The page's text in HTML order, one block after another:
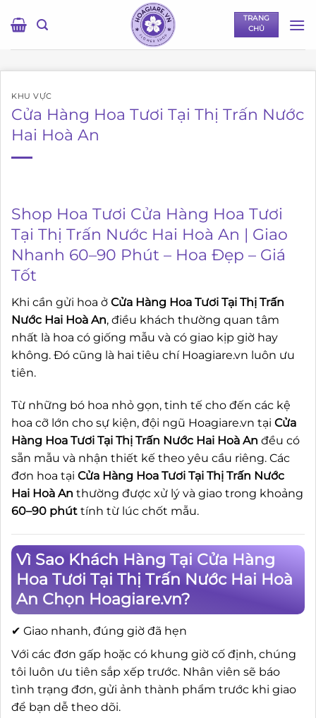
qua
TRANG
CHỦ
KHU VỰC
Cửa Hàng Hoa Tươi Tại Thị Trấn Nước
Hai Hoà An
Shop Hoa Tươi Cửa Hàng Hoa Tươi
Tại Thị Trấn Nước Hai Hoà An | Giao
Nhanh 60–90 Phút – Hoa Đẹp – Giá
Tốt
Khi cần gửi hoa ở Cửa Hàng Hoa Tươi Tại Thị Trấn
Nước Hai Hoà An, điều khách thường quan tâm
nhất là hoa có giống mẫu và có giao kịp giờ hay
không. Đó cũng là hai tiêu chí Hoagiare.vn luôn ưu
tiên.
Từ những bó hoa nhỏ gọn, tinh tế cho đến các kệ
hoa cỡ lớn cho sự kiện, đội ngũ Hoagiare.vn tại Cửa
Hàng Hoa Tươi Tại Thị Trấn Nước Hai Hoà An đều có
sẵn mẫu và nhận thiết kế theo yêu cầu riêng. Các
đơn hoa tại Cửa Hàng Hoa Tươi Tại Thị Trấn Nước
Hai Hoà An thường được xử lý và giao trong khoảng
60–90 phút tính từ lúc chốt mẫu.
Vì Sao Khách Hàng Tại Cửa Hàng
Hoa Tươi Tại Thị Trấn Nước Hai Hoà
An Chọn Hoagiare.vn?
✔ Giao nhanh, đúng giờ đã hẹn
Với các đơn gấp hoặc có khung giờ cố định, chúng
tôi luôn ưu tiên sắp xếp trước. Nhân viên sẽ báo
tình trạng đơn, gửi ảnh thành phẩm trước khi giao
để bạn dễ theo dõi.